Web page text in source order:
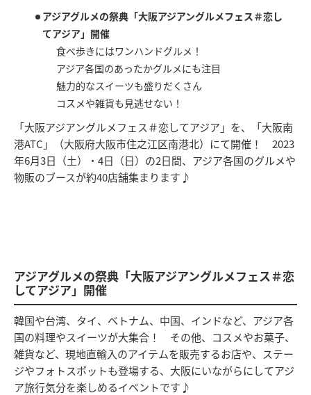
アジアグルメの祭典「大阪アジアングルメフェス＃恋し
てアジア」開催
食べ歩きにはワンハンドグルメ！
アジア各国のあったかグルメにも注目
魅力的なスイーツも盛りだくさん
コスメや雑貨も見逃せない！
「大阪アジアングルメフェス＃恋してアジア」を、「大阪南
港ATC」（大阪府大阪市住之江区南港北）にて開催！ 2023
年6月3日（土）・4日（日）の2日間、アジア各国のグルメや
物販のブースが約40店舗集まります♪
アジアグルメの祭典「大阪アジアングルメフェス＃恋
してアジア」開催
韓国や台湾、タイ、ベトナム、中国、インドなど、アジア各
国の料理やスイーツが大集合！ その他、コスメやお菓子、
雑貨など、現地直輸入のアイテムを販売するお店や、ステー
ジやフォトスポットも登場する、大阪にいながらにしてアジ
ア旅行気分を楽しめるイベントです♪